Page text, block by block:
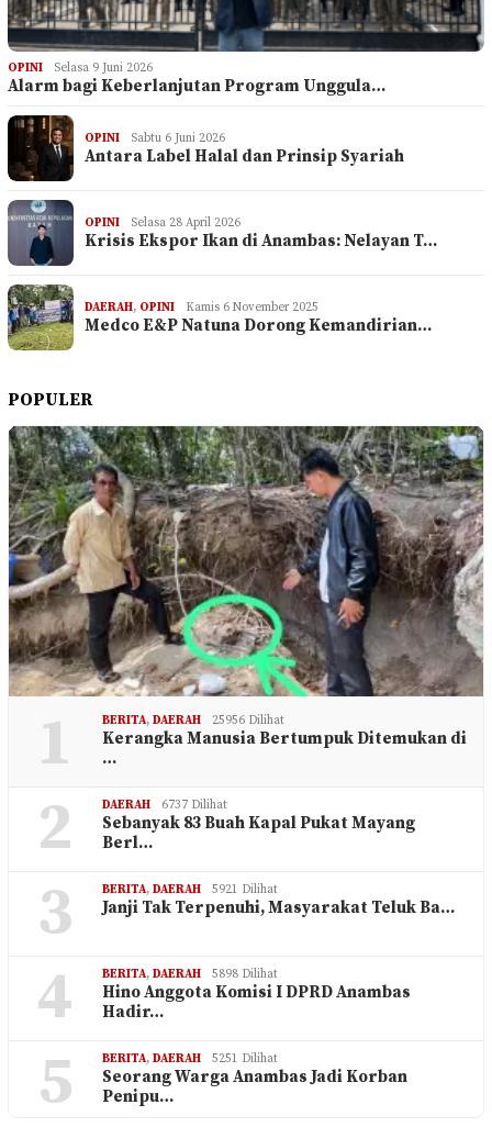
OPINI Selasa 9 Juni 2026
Alarm bagi Keberlanjutan Program Unggula…
OPINI Sabtu 6 Juni 2026
Antara Label Halal dan Prinsip Syariah
OPINI Selasa 28 April 2026
Krisis Ekspor Ikan di Anambas: Nelayan T…
DAERAH, OPINI Kamis 6 November 2025
Medco E&P Natuna Dorong Kemandirian…
POPULER
1 BERITA, DAERAH 25956 Dilihat
Kerangka Manusia Bertumpuk Ditemukan di
…
2 DAERAH 6737 Dilihat
Sebanyak 83 Buah Kapal Pukat Mayang
Berl…
3 BERITA, DAERAH 5921 Dilihat
Janji Tak Terpenuhi, Masyarakat Teluk Ba…
4 BERITA, DAERAH 5898 Dilihat
Hino Anggota Komisi I DPRD Anambas
Hadir…
5 BERITA, DAERAH 5251 Dilihat
Seorang Warga Anambas Jadi Korban
Penipu…